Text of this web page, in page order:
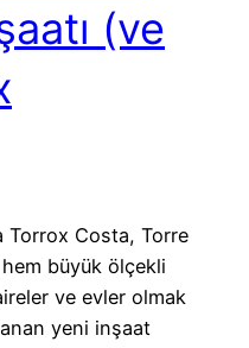
(ve
Torrox Costa, Torre
büyük ölçekli
ve evler olmak
yeni inşaat